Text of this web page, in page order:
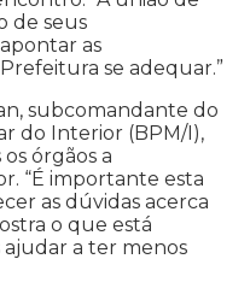
de seus
as
se adequar.”
subcomandante do
do Interior (BPM/I),
órgãos a
“É importante esta
as dúvidas acerca
o que está
ajudar a ter menos